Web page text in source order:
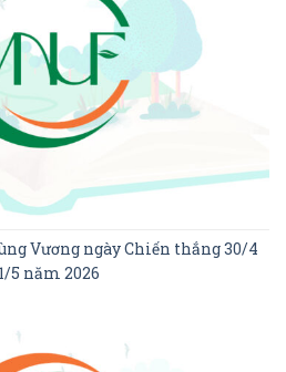
Vương ngày Chiến thắng 30/4
5 năm 2026